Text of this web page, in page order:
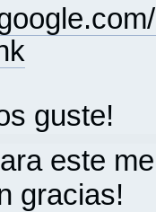
guste!
este
gracias!